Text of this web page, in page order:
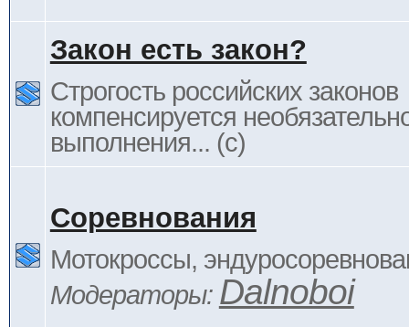
Закон есть закон?
Строгость российских законов
компенсируется
выполнения... (c)
Соревнования
Мотокроссы,
Модераторы: Dalnoboi